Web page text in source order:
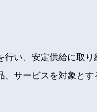
い、安定供給に取り
サービスを対象とす